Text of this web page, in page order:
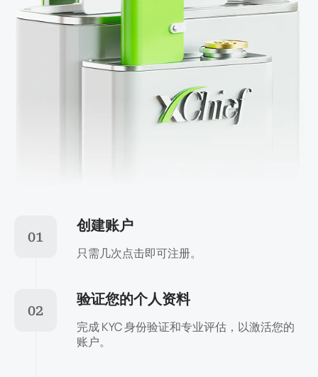
01
创建账户
只需几次点击即可注册。
02
验证您的个人资料
完成 KYC 身份验证和专业评估，以激活您的
账户。